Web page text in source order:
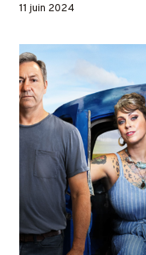
11 juin 2024